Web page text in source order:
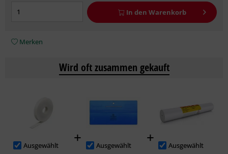
In den Warenkorb
Merken
Wird oft zusammen gekauft
Ausgewählt
Ausgewählt
Ausgewählt